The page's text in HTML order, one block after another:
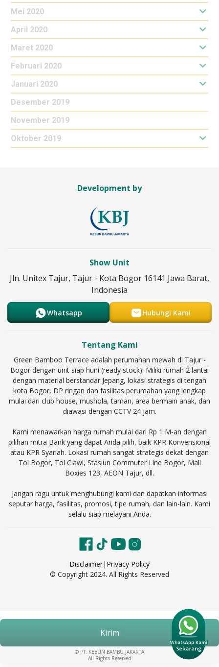
Mei 2020
April 2020
Maret 2020
Februari 2020
Januari 2020
Desember 2019
November 2019
Oktober 2019
Show Unit
Jln. Unitex Tajur, Tajur - Kota Bogor 16141 Jawa Barat,
Indonesia
Whatsapp Hubungi Kami
Development by
Tentang Kami
Green Bamboo Terrace adalah perumahan mewah di Tajur -
Bogor dengan unit siap huni (ready stock). Miliki rumah 2 lantai
dengan material berstandar Jepang, lokasi strategis di tengah
kota Bogor, DP ringan dan fasilitas perumahan yang lengkap
mulai dari club house, mushola, taman, area bermain anak, dan
diawasi dengan CCTV 24 jam.
Kami menawarkan harga rumah mulai dari Rp 1 M-an dengan
pilihan mitra Bank yang dapat Anda pilih, baik KPR Konvensional
atau KPR Syariah. Lokasi rumah sangat strategis dekat dengan
Tol Bogor, Tol Ciawi, Stasiun Commuter Line Bogor, Mall
Boxies 123, AEON Tajur, dll.
Jangan ragu untuk menghubungi kami dan dapatkan informasi
seputar harga, fasilitas, promosi, tipe rumah, dan lain-lain. Kami
selalu siap melayani Anda.
Disclaimer| Privacy Policy
© Copyright 2024. All Rights Reserved
Kirim
© PT. KEBUN BAMBU JAKARTA
All Rights Reserved